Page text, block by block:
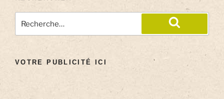
VOTRE PUBLICITÉ ICI